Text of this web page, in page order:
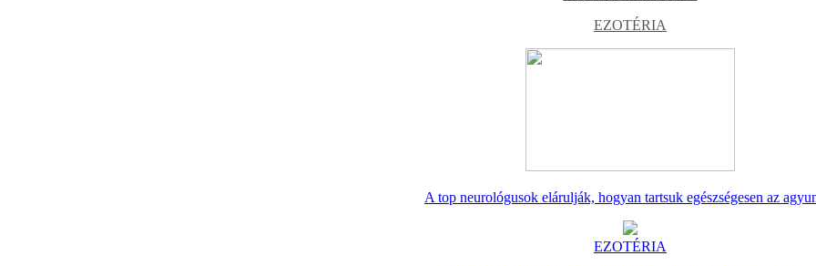
EZOTÉRIA
A top neurológusok elárulják, hogyan tartsuk egészségesen az
EZOTÉRIA